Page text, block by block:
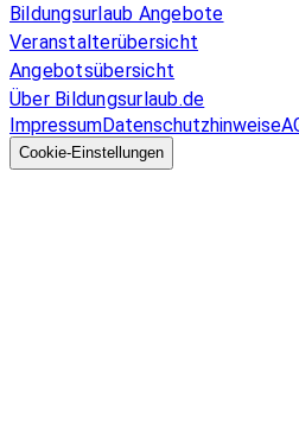
Bildungsurlaub Angebote
Veranstalterübersicht
Angebotsübersicht
Über Bildungsurlaub.de
ImpressumDatenschutzhinweise
Cookie-Einstellungen